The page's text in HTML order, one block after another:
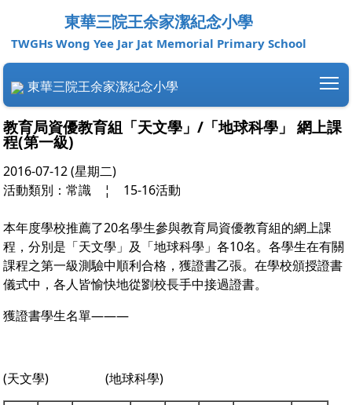
東華三院王余家潔紀念小學
TWGHs Wong Yee Jar Jat Memorial Primary School
東華三院王余家潔紀念小學
教育局資優教育組「天文學」/「地球科學」 網上課
程(第一級)
2016-07-12 (星期二)
活動類別：常識
¦ 15-16活動
本年度學校推薦了20名學生參與教育局資優教育組的網上課
程，分別是「天文學」及「地球科學」各10名。各學生在有關
課程之第一級測驗中順利合格，獲證書乙張。在學校頒授證書
儀式中，各人皆愉快地從劉校長手中接過證書。
獲證書學生名單———
(天文學) (地球科學)